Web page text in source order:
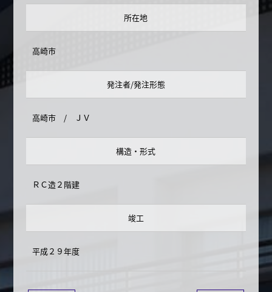
所在地
高崎市
発注者/発注形態
高崎市 / ＪＶ
構造・形式
ＲＣ造２階建
竣工
平成２９年度